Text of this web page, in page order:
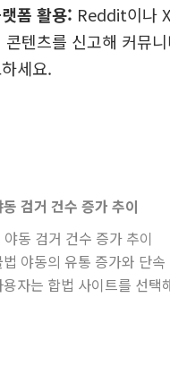
폼 활용: Reddit이나
콘텐츠를 신고해 커뮤
세요.
검거 건수 증가 추이
야동의 유통 증가와 단
자는 합법 사이트를 선택